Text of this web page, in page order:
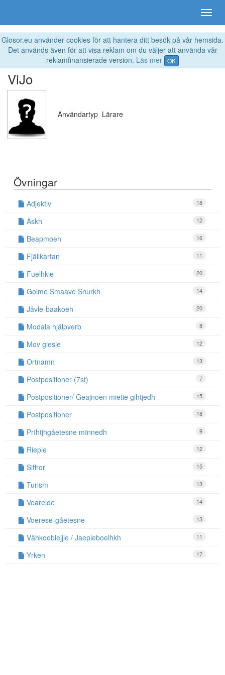
Glosor.eu använder cookies för att hantera ditt besök på vår hemsida.
Det används även för att visa reklam om du väljer att använda vår
reklamfinansierade version. Läs mer OK
ViJo
Användartyp Lärare
Övningar
18
Adjektiv
12
Askh
16
Beapmoeh
11
Fjällkartan
20
Fuelhkie
14
Golme Smaave Snurkh
20
Jåvle-baakoeh
8
Modala hjälpverb
12
Mov giesie
13
Ortnamn
7
Postpositioner (7st)
15
Postpositioner/ Geajnoen mietie gihtjedh
18
Postpositioner
9
Prïhtjhgåetesne mïnnedh
12
Riepie
15
Siffror
13
Turism
14
Vearelde
13
Voerese-gåetesne
11
Våhkoebiejjie / Jaepieboelhkh
17
Yrken